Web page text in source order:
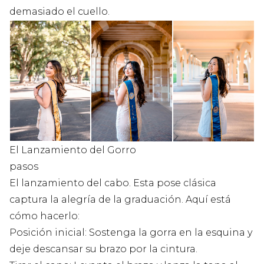
demasiado el cuello.
El Lanzamiento del Gorro
pasos
El lanzamiento del cabo. Esta pose clásica
captura la alegría de la graduación. Aquí está
cómo hacerlo:
Posición inicial: Sostenga la gorra en la esquina y
deje descansar su brazo por la cintura.